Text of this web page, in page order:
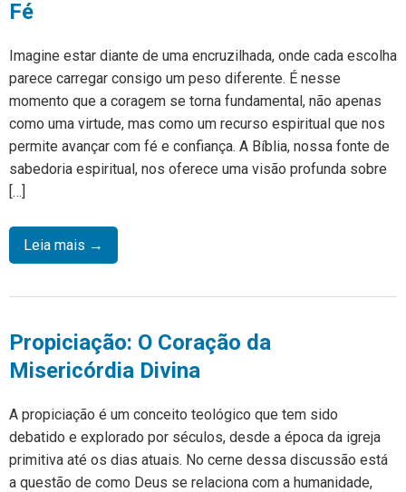
Fé
Imagine estar diante de uma encruzilhada, onde cada escolha
parece carregar consigo um peso diferente. É nesse
momento que a coragem se torna fundamental, não apenas
como uma virtude, mas como um recurso espiritual que nos
permite avançar com fé e confiança. A Bíblia, nossa fonte de
sabedoria espiritual, nos oferece uma visão profunda sobre
[…]
Leia mais →
Propiciação: O Coração da
Misericórdia Divina
A propiciação é um conceito teológico que tem sido
debatido e explorado por séculos, desde a época da igreja
primitiva até os dias atuais. No cerne dessa discussão está
a questão de como Deus se relaciona com a humanidade,